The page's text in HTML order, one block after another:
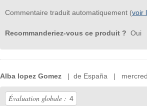
Commentaire traduit automatiquement (voir
Recommanderiez-vous ce produit ? Oui
Alba lopez Gomez | de España | mercredi
Évaluation globale : 4